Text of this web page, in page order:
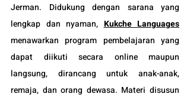
Jerman. Didukung dengan sarana yang
lengkap dan nyaman, Kukche Languages
menawarkan program pembelajaran yang
dapat diikuti secara online maupun
langsung, dirancang untuk anak-anak,
remaja, dan orang dewasa. Materi disusun